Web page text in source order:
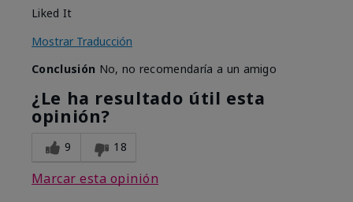
Liked It
Mostrar Traducción
Conclusión No, no recomendaría a un amigo
¿Le ha resultado útil esta
opinión?
9 18
Marcar esta opinión